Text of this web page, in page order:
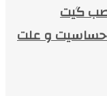
گیت
حساسیت و علت